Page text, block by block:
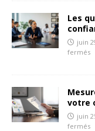
Les
juin
fermés
votre
juin
fermés